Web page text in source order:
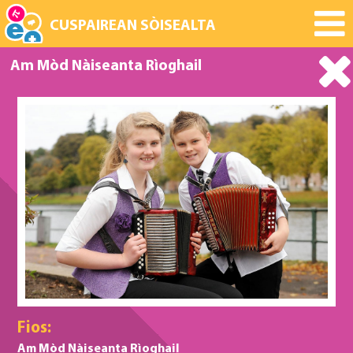
CUSPAIREAN SÒISEALTA
Am Mòd Nàiseanta Rìoghail
Fios:
Am Mòd Nàiseanta Rìoghail